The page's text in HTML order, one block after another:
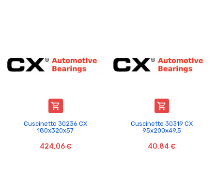

Cuscinetto 30236 CX
180x320x57
424,06 €

Cuscinetto 30319 CX
95x200x49.5
40,84 €